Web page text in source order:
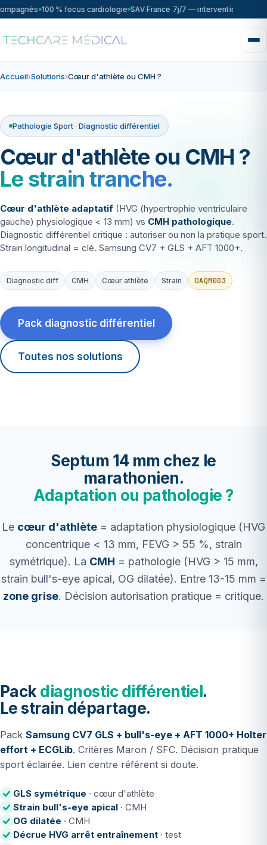
100 % focus cardiologie SAV France 7j/7 — intervention sous
Accueil›Solutions›Cœur d'athlète ou CMH ?
Pathologie Sport · Diagnostic différentiel
Cœur d'athlète ou CMH ?
Le strain tranche.
Cœur d'athlète adaptatif (HVG (hypertrophie ventriculaire
gauche) physiologique < 13 mm) vs CMH pathologique.
Diagnostic différentiel critique : autoriser ou non la pratique sport.
Strain longitudinal = clé. Samsung CV7 + GLS + AFT 1000+.
Diagnostic diff CMH Cœur athlète Strain DAQM003
Pack diagnostic différentiel
Toutes nos solutions
Septum 14 mm chez le
marathonien.
Adaptation ou pathologie ?
Le cœur d'athlète = adaptation physiologique (HVG
concentrique < 13 mm, FEVG > 55 %, strain
symétrique). La CMH = pathologie (HVG > 15 mm,
strain bull's-eye apical, OG dilatée). Entre 13-15 mm =
zone grise. Décision autorisation pratique = critique.
Pack diagnostic différentiel.
Le strain départage.
Pack Samsung CV7 GLS + bull's-eye + AFT 1000+ Holter
effort + ECGLib. Critères Maron / SFC. Décision pratique
sport éclairée. Lien centre référent si doute.
GLS symétrique · cœur d'athlète
Strain bull's-eye apical · CMH
OG dilatée · CMH
Décrue HVG arrêt entraînement · test